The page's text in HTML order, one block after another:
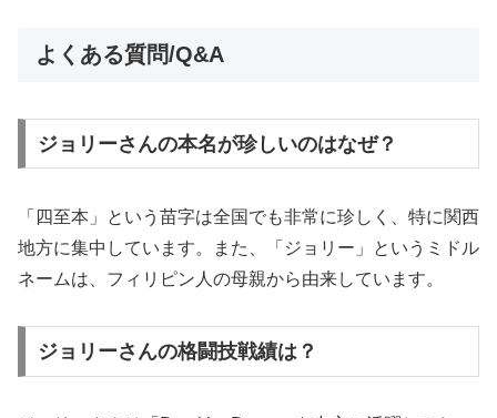
よくある質問/Q&A
ジョリーさんの本名が珍しいのはなぜ？
「四至本」という苗字は全国でも非常に珍しく、特に関西
地方に集中しています。また、「ジョリー」というミドル
ネームは、フィリピン人の母親から由来しています。
ジョリーさんの格闘技戦績は？